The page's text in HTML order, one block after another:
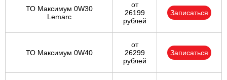
ТО Максимум 0W30
Lemarc
от
26199
рублей
Записаться
ТО Максимум 0W40
от
26299
рублей
Записаться